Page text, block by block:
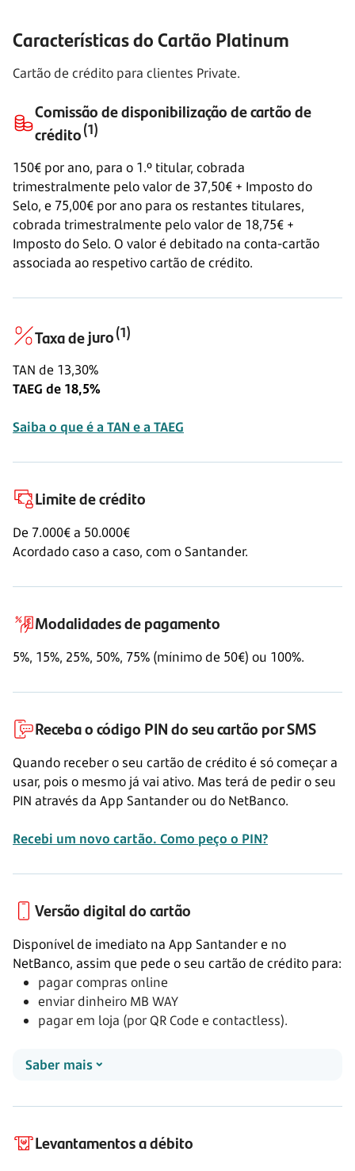
Características do Cartão Platinum
Cartão de crédito para clientes Private.
Comissão de disponibilização de cartão de
crédito(1)
150€ por ano, para o 1.º titular, cobrada
trimestralmente pelo valor de 37,50€ + Imposto do
Selo, e 75,00€ por ano para os restantes titulares,
cobrada trimestralmente pelo valor de 18,75€ +
Imposto do Selo. O valor é debitado na conta-cartão
associada ao respetivo cartão de crédito.
Taxa dejuro(1)
TAN de 13,30%
TAEG de 18,5%
Saiba o que é a TAN e a TAEG
Limite de crédito
De 7.000€a 50.000€
Acordado caso a caso, com o Santander.
Modalidades de pagamento
5%, 15%, 25%, 50%, 75% (mínimo de 50€) ou 100%.
Receba o código PIN do seu cartão por SMS
Quando receber o seu cartão de crédito é só começar a
usar, pois o mesmo já vai ativo. Mas terá de pedir o seu
PIN através da App Santander ou do NetBanco.
Recebi um novo cartão. Como peço o PIN?
Versão digital do cartão
Disponível de imediato na App Santander e no
NetBanco, assim que pede o seu cartão de crédito para:
pagar compras online
enviar dinheiro MB WAY
pagar em loja (por QR Code e contactless).
Saber mais
Levantamentos a débito